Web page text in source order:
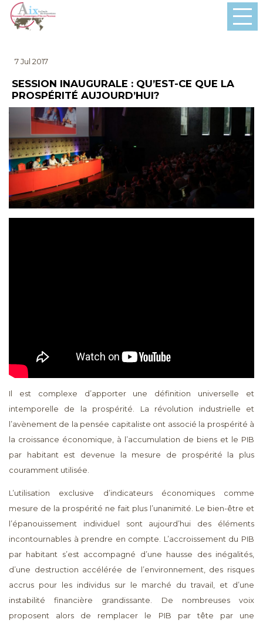
7 Jul 2017
SESSION INAUGURALE : QU’EST-CE QUE LA
PROSPÉRITÉ AUJOURD’HUI?
Il est complexe d’apporter une définition universelle et
intemporelle de la prospérité. La révolution industrielle et
l’avènement de la pensée capitaliste ont associé la prospérité à
la croissance économique, à l’accumulation de biens et le PIB
par habitant est devenue la mesure de prospérité la plus
couramment utilisée.
L’utilisation exclusive d’indicateurs économiques comme
mesure de la prospérité ne fait plus l’unanimité. Le bien-être et
l’épanouissement individuel sont aujourd’hui des éléments
incontournables à prendre en compte. L’accroissement du PIB
par habitant s’est accompagné d’une hausse des inégalités,
d’une destruction accélérée de l’environnement, des risques
accrus pour les individus sur le marché du travail, et d’une
instabilité financière grandissante. De nombreuses voix
proposent alors de remplacer le PIB par tête par une